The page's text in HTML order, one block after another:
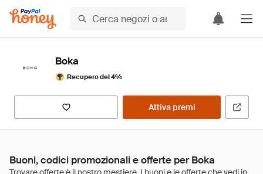
Boka
Recupero del 4%
Attiva premi
Buoni, codici promozionali e offerte per Boka